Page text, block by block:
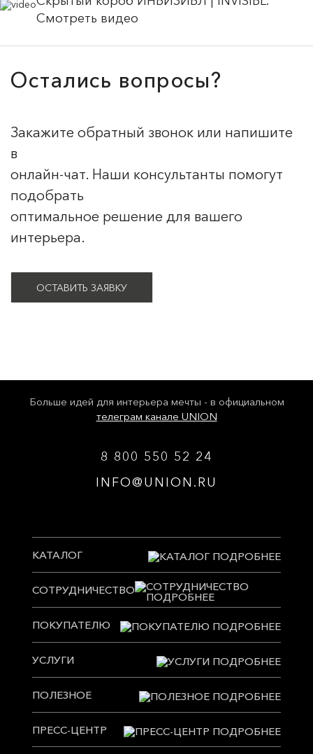
Смотреть видео
Остались вопросы?
Закажите обратный звонок или напишите
в
онлайн-чат. Наши консультанты помогут
подобрать
оптимальное решение для вашего
интерьера.
ОСТАВИТЬ ЗАЯВКУ
Больше идей для интерьера мечты - в официальном
телеграм канале UNION
8 800 550 52 24
INFO@UNION.RU
КАТАЛОГ
СОТРУДНИЧЕСТВО
ПОКУПАТЕЛЮ
УСЛУГИ
ПОЛЕЗНОЕ
ПРЕСС-ЦЕНТР